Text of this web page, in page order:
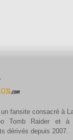
fansite consacré à
Tomb Raider et à
dérivés depuis 2007.